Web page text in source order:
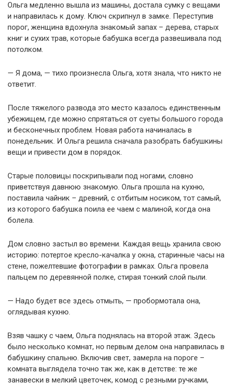
Ольга медленно вышла из машины, достала сумку с вещами
и направилась к дому. Ключ скрипнул в замке. Переступив
порог, женщина вдохнула знакомый запах – дерева, старых
книг и сухих трав, которые бабушка всегда развешивала под
потолком.
— Я дома, — тихо произнесла Ольга, хотя знала, что никто не
ответит.
После тяжелого развода это место казалось единственным
убежищем, где можно спрятаться от суеты большого города
и бесконечных проблем. Новая работа начиналась в
понедельник. И Ольга решила сначала разобрать бабушкины
вещи и привести дом в порядок.
Старые половицы поскрипывали под ногами, словно
приветствуя давнюю знакомую. Ольга прошла на кухню,
поставила чайник – древний, с отбитым носиком, тот самый,
из которого бабушка поила ее чаем с малиной, когда она
болела.
Дом словно застыл во времени. Каждая вещь хранила свою
историю: потертое кресло-качалка у окна, старинные часы на
стене, пожелтевшие фотографии в рамках. Ольга провела
пальцем по деревянной полке, стирая тонкий слой пыли.
— Надо будет все здесь отмыть, — пробормотала она,
оглядывая кухню.
Взяв чашку с чаем, Ольга поднялась на второй этаж. Здесь
было несколько комнат, но первым делом она направилась в
бабушкину спальню. Включив свет, замерла на пороге –
комната выглядела точно так же, как в детстве: те же
занавески в мелкий цветочек, комод с резными ручками,